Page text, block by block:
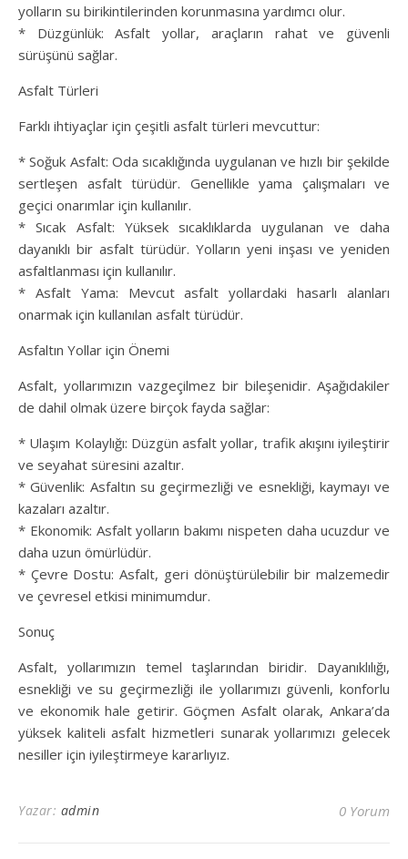
yolların su birikintilerinden korunmasına yardımcı olur.
* Düzgünlük: Asfalt yollar, araçların rahat ve güvenli
sürüşünü sağlar.
Asfalt Türleri
Farklı ihtiyaçlar için çeşitli asfalt türleri mevcuttur:
* Soğuk Asfalt: Oda sıcaklığında uygulanan ve hızlı bir şekilde
sertleşen asfalt türüdür. Genellikle yama çalışmaları ve
geçici onarımlar için kullanılır.
* Sıcak Asfalt: Yüksek sıcaklıklarda uygulanan ve daha
dayanıklı bir asfalt türüdür. Yolların yeni inşası ve yeniden
asfaltlanması için kullanılır.
* Asfalt Yama: Mevcut asfalt yollardaki hasarlı alanları
onarmak için kullanılan asfalt türüdür.
Asfaltın Yollar için Önemi
Asfalt, yollarımızın vazgeçilmez bir bileşenidir. Aşağıdakiler
de dahil olmak üzere birçok fayda sağlar:
* Ulaşım Kolaylığı: Düzgün asfalt yollar, trafik akışını iyileştirir
ve seyahat süresini azaltır.
* Güvenlik: Asfaltın su geçirmezliği ve esnekliği, kaymayı ve
kazaları azaltır.
* Ekonomik: Asfalt yolların bakımı nispeten daha ucuzdur ve
daha uzun ömürlüdür.
* Çevre Dostu: Asfalt, geri dönüştürülebilir bir malzemedir
ve çevresel etkisi minimumdur.
Sonuç
Asfalt, yollarımızın temel taşlarından biridir. Dayanıklılığı,
esnekliği ve su geçirmezliği ile yollarımızı güvenli, konforlu
ve ekonomik hale getirir. Göçmen Asfalt olarak, Ankara’da
yüksek kaliteli asfalt hizmetleri sunarak yollarımızı gelecek
nesiller için iyileştirmeye kararlıyız.
Yazar: admin 0 Yorum